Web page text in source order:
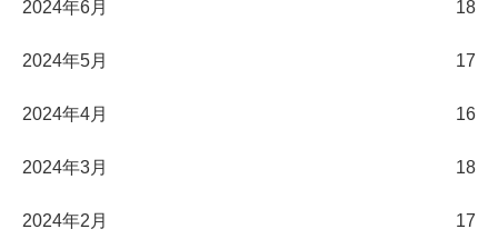
2024年6月 18
2024年5月 17
2024年4月 16
2024年3月 18
2024年2月 17